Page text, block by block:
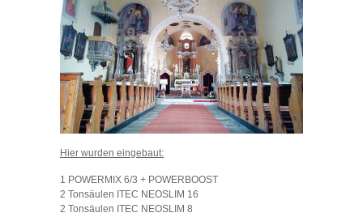
Hier wurden eingebaut:
1 POWERMIX 6/3 + POWERBOOST
2 Tonsäulen ITEC NEOSLIM 16
2 Tonsäulen ITEC NEOSLIM 8